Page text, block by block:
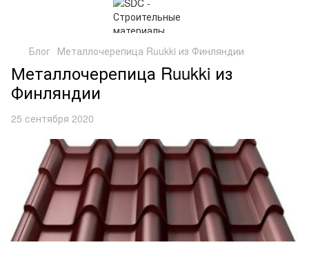
Блог Металлочерепица Ruukki из Финляндии
Металлочерепица Ruukki из
Финляндии
25 сентября 2020